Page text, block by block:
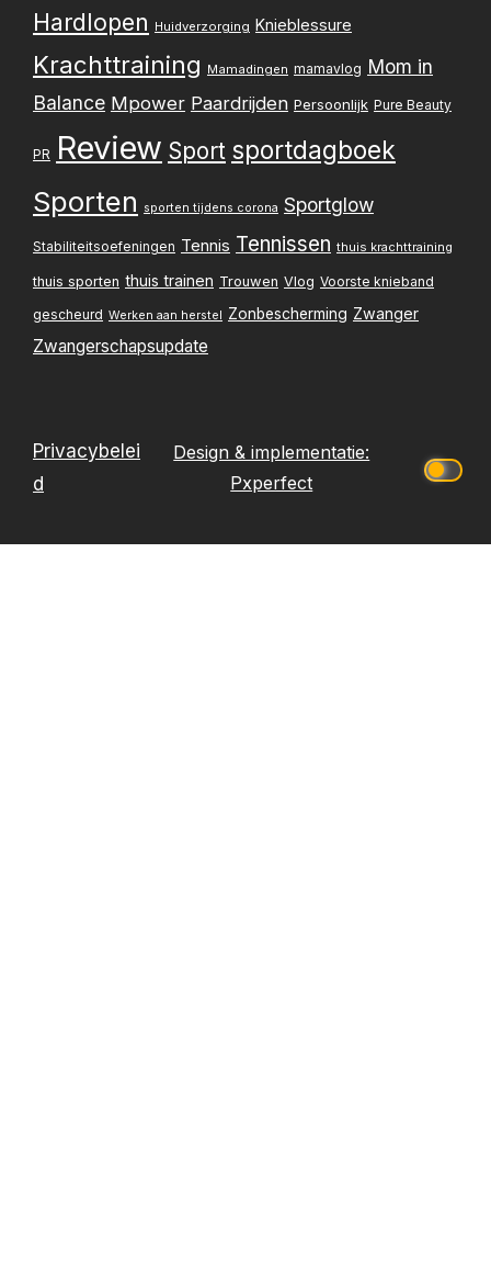
Hardlopen Huidverzorging Knieblessure
Krachttraining Mamadingen mamavlog Mom in
Balance Mpower Paardrijden Persoonlijk Pure Beauty
PR Review Sport sportdagboek
Sporten sporten tijdens corona Sportglow
Stabiliteitsoefeningen Tennis Tennissen thuis krachttraining
thuis sporten thuis trainen Trouwen Vlog Voorste knieband
gescheurd Werken aan herstel Zonbescherming Zwanger
Zwangerschapsupdate
Privacybelei
d
Design & implementatie:
Pxperfect